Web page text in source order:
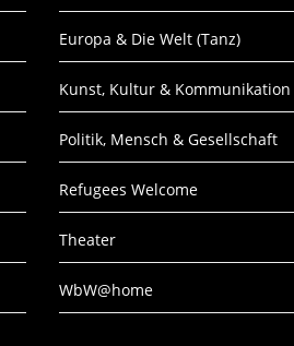
Europa & Die Welt (Tanz)
Kunst, Kultur & Kommunikation
Politik, Mensch & Gesellschaft
Refugees Welcome
Theater
WbW@home